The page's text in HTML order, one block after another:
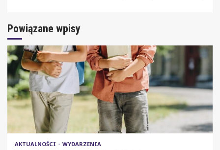
Powiązane wpisy
AKTUALNOŚCI WYDARZENIA